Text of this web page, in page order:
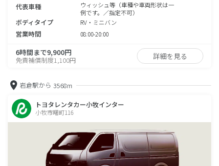
代表車種
ウィッシュ等（車種や車両形状は一
例です。／指定不可）
ボディタイプ RV・ミニバン
営業時間 08:00-20:00
6時間まで9,900円
免責補償制度1,100円 詳細を見る
岩倉駅から 3568m
トヨタレンタカー小牧インター
小牧市曙町116